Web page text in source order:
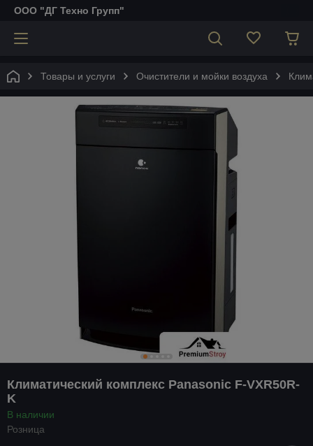
ООО "ДГ Техно Групп"
Товары и услуги Очистители и мойки воздуха
Климатический комплекс Panasonic F-VXR50R-
K
В наличии
Розница